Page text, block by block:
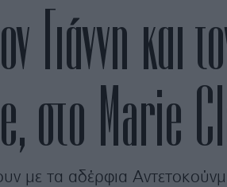
Γιάννη και
στο Marie
με τα αδέρφια